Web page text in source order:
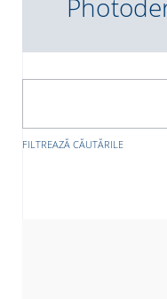
FILTREAZĂ CĂUTĂRILE